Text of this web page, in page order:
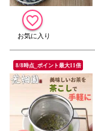
8/8時点_ポイント最大11倍